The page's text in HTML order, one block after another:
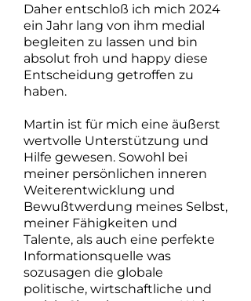
Daher entschloß ich mich 2024
ein Jahr lang von ihm medial
begleiten zu lassen und bin
absolut froh und happy diese
Entscheidung getroffen zu
haben.
Martin ist für mich eine äußerst
wertvolle Unterstützung und
Hilfe gewesen. Sowohl bei
meiner persönlichen inneren
Weiterentwicklung und
Bewußtwerdung meines Selbst,
meiner Fähigkeiten und
Talente, als auch eine perfekte
Informationsquelle was
sozusagen die globale
politische, wirtschaftliche und